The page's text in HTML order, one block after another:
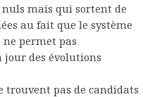
mais qui sortent de
au fait que le système
permet pas
jour des évolutions
trouvent pas de candidats